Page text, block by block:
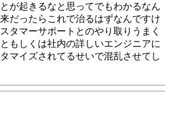
が起きるなと思ってでもわかるなん
だったらこれで治るはずなんですけ
タマーサポートとのやり取りうまく
もしくは社内の詳しいエンジニアに
マイズされてるせいで混乱させてし